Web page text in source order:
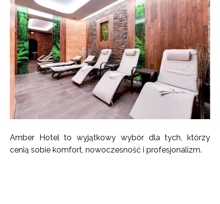
Amber Hotel to wyjątkowy wybór dla tych, którzy
cenią sobie komfort, nowoczesność i profesjonalizm.